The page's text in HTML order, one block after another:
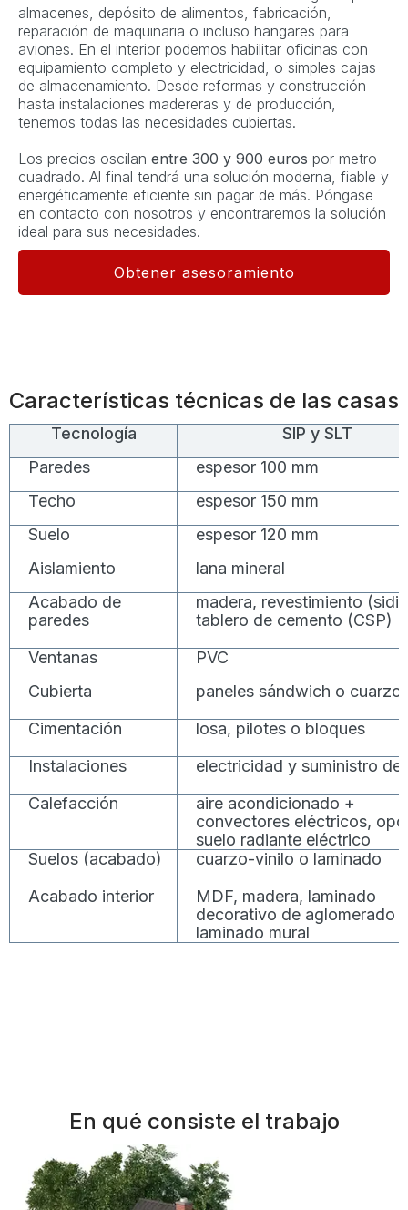
almacenes, depósito de alimentos, fabricación,
reparación de maquinaria o incluso hangares para
aviones. En el interior podemos habilitar oficinas con
equipamiento completo y electricidad, o simples cajas
de almacenamiento. Desde reformas y construcción
hasta instalaciones madereras y de producción,
tenemos todas las necesidades cubiertas.
Los precios oscilan entre 300 y 900 euros por metro
cuadrado. Al final tendrá una solución moderna, fiable y
energéticamente eficiente sin pagar de más. Póngase
en contacto con nosotros y encontraremos la solución
ideal para sus necesidades.
Obtener asesoramiento
Características técnicas de las casas
Tecnología
SIP y SLT
Paredes
espesor 100 mm
Techo
espesor 150 mm
Suelo
espesor 120 mm
Aislamiento
lana mineral
Acabado de
paredes
madera, revestimiento
tablero de cemento (CSP)
Ventanas
PVC
Cubierta
paneles sándwich o cuarzo
Cimentación
losa, pilotes o bloques
Instalaciones
electricidad y suministro de
Calefacción
aire acondicionado +
convectores eléctricos,
suelo radiante eléctrico
Suelos (acabado)
cuarzo-vinilo o laminado
Acabado interior
MDF, madera, laminado
decorativo de aglomerado
laminado mural
En qué consiste el trabajo